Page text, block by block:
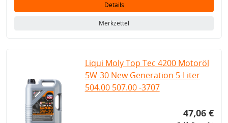
Details
Merkzettel
Liqui Moly Top Tec 4200 Motoröl
5W-30 New Generation 5-Liter
504.00 507.00 -3707
47,06 €